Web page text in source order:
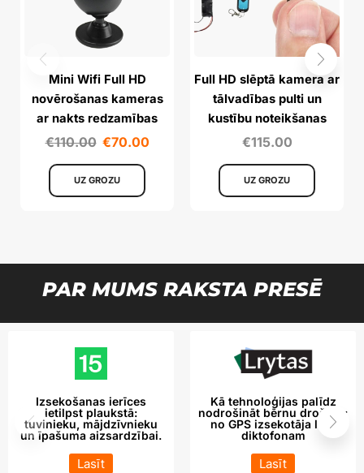
Mini Wifi Full HD
novērošanas kameras
ar nakts redzamības
funkciju
€110.00 €70.00
UZ GROZU
Full HD slēptā kamera ar
tālvadības pulti un
kustību noteikšanas
sensoru
€115.00
UZ GROZU
PAR MUMS RAKSTA PRESĒ
Izsekošanas ierīces
ietilpst plaukstā:
tuvinieku, mājdzīvnieku
un īpašuma aizsardzībai.
Lasīt
Kā tehnoloģijas palīdz
nodrošināt bērnu drošību:
no GPS izsekotāja līdz
diktofonam
Lasīt